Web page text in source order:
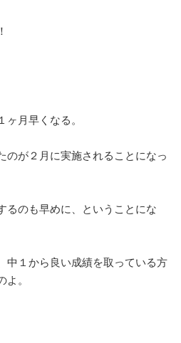
ヶ月早くなる。
のが２月に実施されることになっ
るのも早めに、ということにな
中１から良い成績を取っている方
。